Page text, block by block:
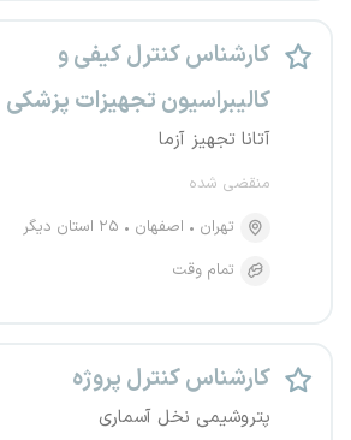
کارشناس کنترل کیفی و
کالیبراسیون تجهیزات پزشکی
آتانا تجهیز آزما
منقضی شده
تهران
اصفهان
۲۵ استان دیگر
تمام وقت
کارشناس کنترل پروژه
پتروشیمی نخل آسماری